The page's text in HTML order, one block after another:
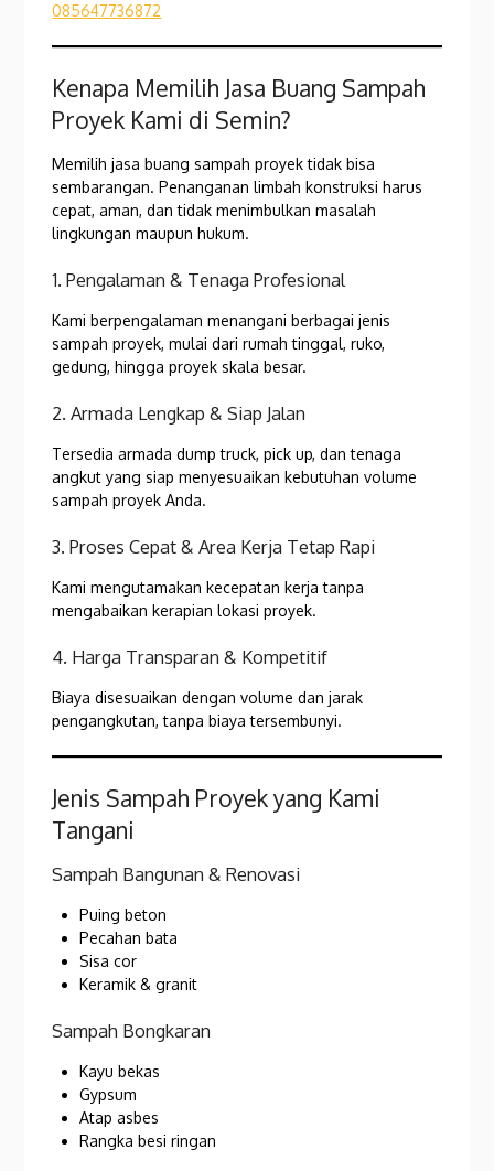
085647736872
Kenapa Memilih Jasa Buang Sampah
Proyek Kami di Semin?
Memilih jasa buang sampah proyek tidak bisa
sembarangan. Penanganan limbah konstruksi harus
cepat, aman, dan tidak menimbulkan masalah
lingkungan maupun hukum.
1. Pengalaman & Tenaga Profesional
Kami berpengalaman menangani berbagai jenis
sampah proyek, mulai dari rumah tinggal, ruko,
gedung, hingga proyek skala besar.
2. Armada Lengkap & Siap Jalan
Tersedia armada dump truck, pick up, dan tenaga
angkut yang siap menyesuaikan kebutuhan volume
sampah proyek Anda.
3. Proses Cepat & Area Kerja Tetap Rapi
Kami mengutamakan kecepatan kerja tanpa
mengabaikan kerapian lokasi proyek.
4. Harga Transparan & Kompetitif
Biaya disesuaikan dengan volume dan jarak
pengangkutan, tanpa biaya tersembunyi.
Jenis Sampah Proyek yang Kami
Tangani
Sampah Bangunan & Renovasi
Puing beton
Pecahan bata
Sisa cor
Keramik & granit
Sampah Bongkaran
Kayu bekas
Gypsum
Atap asbes
Rangka besi ringan